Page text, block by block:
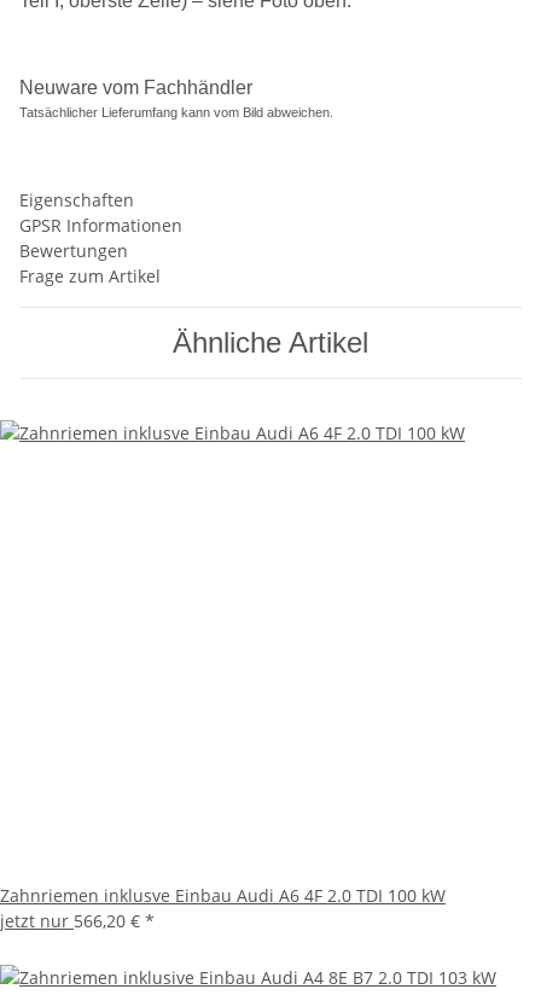
Neuware vom Fachhändler
Tatsächlicher Lieferumfang kann vom Bild abweichen.
Eigenschaften
GPSR Informationen
Bewertungen
Frage zum Artikel
Ähnliche Artikel
Zahnriemen inklusve Einbau Audi A6 4F 2.0 TDI 100 kW
jetzt nur 566,20 € *